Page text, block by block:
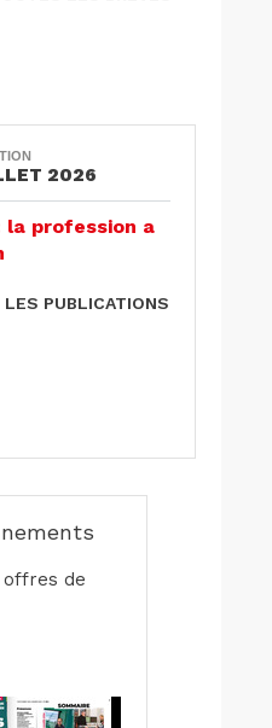
2026
la profession a
PUBLICATIONS
offres de